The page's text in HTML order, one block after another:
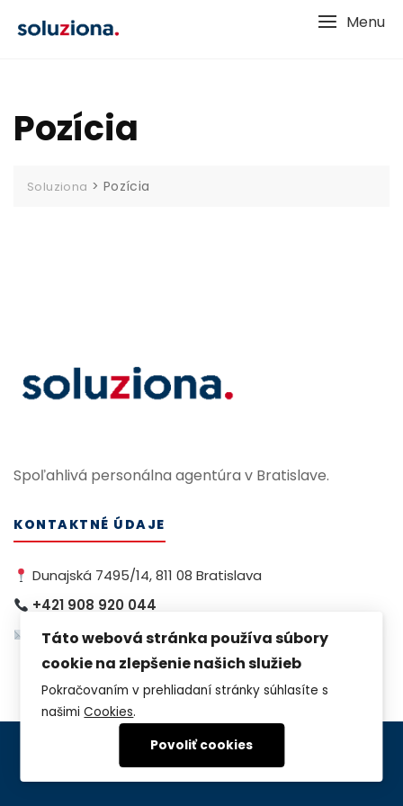
Menu
Pozícia
Soluziona > Pozícia
Spoľahlivá personálna agentúra v Bratislave.
KONTAKTNÉ ÚDAJE
Dunajská 7495/14, 811 08 Bratislava
+421 908 920 044
info@soluziona.sk
Copyright © 2026 Soluziona
Táto webová stránka používa súbory
cookie na zlepšenie našich služieb
Pokračovaním v prehliadaní stránky súhlasíte s
našimiCookies.
Povoliť cookies